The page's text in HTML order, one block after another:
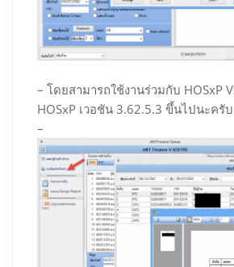
– โดยสามารถใช้งานร่วมกับ HOSxP
HOSxP เวอชัน 3.62.5.3 ขึ้นไปนะครับ
–